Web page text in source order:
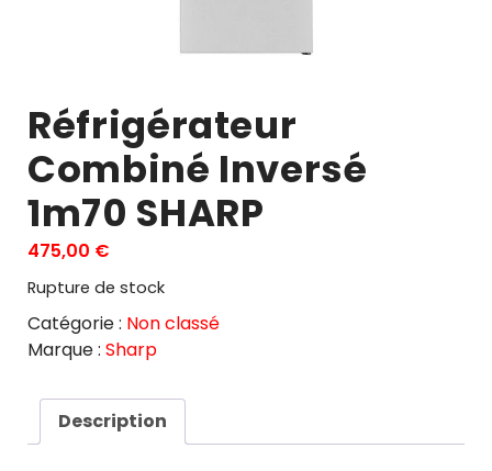
Réfrigérateur
Combiné Inversé
1m70 SHARP
475,00 €
Rupture de stock
Catégorie : Non classé
Marque : Sharp
Description